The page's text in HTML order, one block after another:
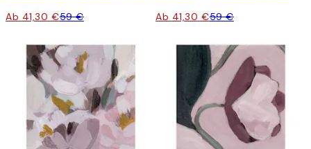
Ab 41,30 €59 € Ab 41,30 €59 €